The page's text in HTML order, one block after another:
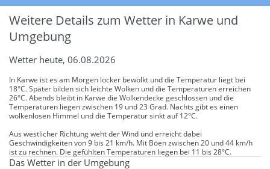
Weitere Details zum Wetter in Karwe und
Umgebung
Wetter heute, 06.08.2026
In Karwe ist es am Morgen locker bewölkt und die Temperatur liegt bei
18°C. Später bilden sich leichte Wolken und die Temperaturen erreichen
26°C. Abends bleibt in Karwe die Wolkendecke geschlossen und die
Temperaturen liegen zwischen 19 und 23 Grad. Nachts gibt es einen
wolkenlosen Himmel und die Temperatur sinkt auf 12°C.
Aus westlicher Richtung weht der Wind und erreicht dabei
Geschwindigkeiten von 9 bis 21 km/h. Mit Böen zwischen 20 und 44 km/h
ist zu rechnen. Die gefühlten Temperaturen liegen bei 11 bis 28°C.
Das Wetter in der Umgebung